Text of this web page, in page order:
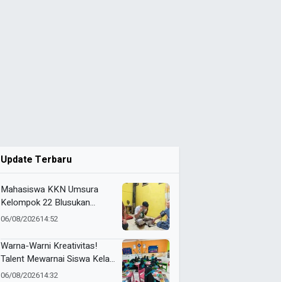
Update Terbaru
Mahasiswa KKN Umsura
Kelompok 22 Blusukan
Kenalkan “Si-Patuh” di Desa
06/08/202614:52
Warna-Warni Kreativitas!
Talent Mewarnai Siswa Kelas
1 SD Mumtaz Penuh
06/08/202614:32